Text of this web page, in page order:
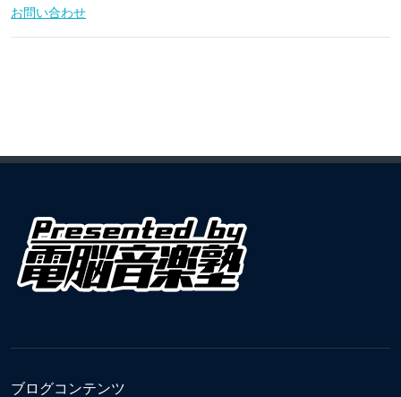
お問い合わせ
ブログコンテンツ